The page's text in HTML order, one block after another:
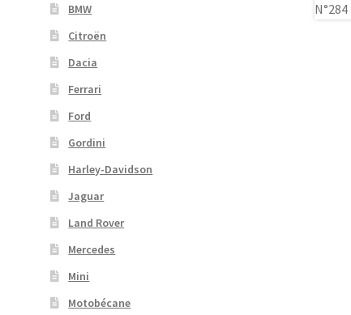
BMW
Citroën
Dacia
Ferrari
Ford
Gordini
Harley-Davidson
Jaguar
Land Rover
Mercedes
Mini
Motobécane